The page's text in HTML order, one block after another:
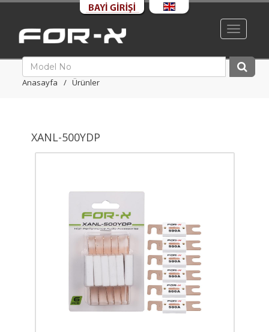
Toggle
Anasayfa Ürünler
XANL-500YDP